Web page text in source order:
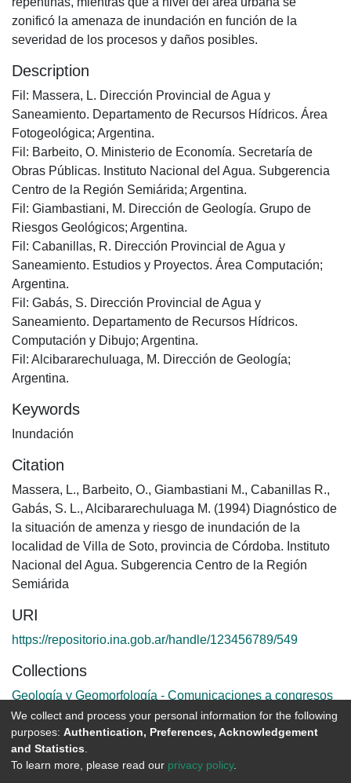
zonificó la amenaza de inundación en función de la
severidad de los procesos y daños posibles.
Description
Fil: Massera, L. Dirección Provincial de Agua y
Saneamiento. Departamento de Recursos Hídricos. Área
Fotogeológica; Argentina.
Fil: Barbeito, O. Ministerio de Economía. Secretaría de
Obras Públicas. Instituto Nacional del Agua. Subgerencia
Centro de la Región Semiárida; Argentina.
Fil: Giambastiani, M. Dirección de Geología. Grupo de
Riesgos Geológicos; Argentina.
Fil: Cabanillas, R. Dirección Provincial de Agua y
Saneamiento. Estudios y Proyectos. Área Computación;
Argentina.
Fil: Gabás, S. Dirección Provincial de Agua y
Saneamiento. Departamento de Recursos Hídricos.
Computación y Dibujo; Argentina.
Fil: Alcibararechuluaga, M. Dirección de Geología;
Argentina.
Keywords
Inundación
Citation
Massera, L., Barbeito, O., Giambastiani M., Cabanillas R.,
Gabás, S. L., Alcibararechuluaga M. (1994) Diagnóstico de
la situación de amenza y riesgo de inundación de la
localidad de Villa de Soto, provincia de Córdoba. Instituto
Nacional del Agua. Subgerencia Centro de la Región
Semiárida
URI
https://repositorio.ina.gob.ar/handle/123456789/549
Collections
Geología y Geomorfología - Comunicaciones a congresos
nacionales
Full item page
We collect and process your personal information for the following
purposes: Authentication, Preferences, Acknowledgement
and Statistics
To learn more, please read our privacy policy.